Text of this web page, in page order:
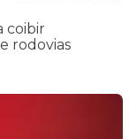
coibir
rodovias